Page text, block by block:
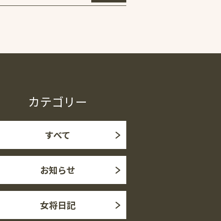
カテゴリー
すべて
お知らせ
女将日記